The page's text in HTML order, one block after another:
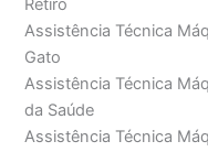
Retiro
Assistência Técnica
Gato
Assistência Técnica
da Saúde
Assistência Técnica